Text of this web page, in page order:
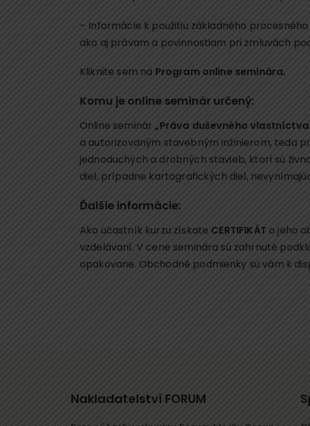
– Informácie k použitiu základného
ako aj právam a povinnostiam pri zmluvách
Kliknite sem na Program online seminára.
Komu je online seminár určený:
Online seminár „Práva duševného
a autorizovaným stavebným inžinierom, teda
jednoduchých a drobných stavieb, ktorí sú
diel, prípadne kartografických diel,
Ďalšie informácie:
Ako účastník kurzu získate CERTIFIKÁT o jeho
vzdelávaní. V cene seminára sú zahrnuté
opakovane. Obchodné podmienky sú vám k
Nakladatelství FORUM